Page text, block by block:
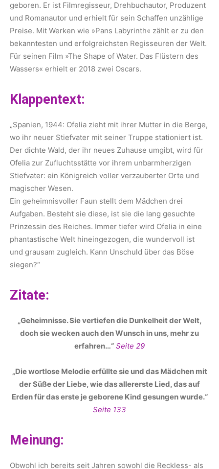
geboren. Er ist Filmregisseur, Drehbuchautor, Produzent
und Romanautor und erhielt für sein Schaffen unzählige
Preise. Mit Werken wie »Pans Labyrinth« zählt er zu den
bekanntesten und erfolgreichsten Regisseuren der Welt.
Für seinen Film »The Shape of Water. Das Flüstern des
Wassers« erhielt er 2018 zwei Oscars.
Klappentext:
„Spanien, 1944: Ofelia zieht mit ihrer Mutter in die Berge,
wo ihr neuer Stiefvater mit seiner Truppe stationiert ist.
Der dichte Wald, der ihr neues Zuhause umgibt, wird für
Ofelia zur Zufluchtsstätte vor ihrem unbarmherzigen
Stiefvater: ein Königreich voller verzauberter Orte und
magischer Wesen.
Ein geheimnisvoller Faun stellt dem Mädchen drei
Aufgaben. Besteht sie diese, ist sie die lang gesuchte
Prinzessin des Reiches. Immer tiefer wird Ofelia in eine
phantastische Welt hineingezogen, die wundervoll ist
und grausam zugleich. Kann Unschuld über das Böse
siegen?“
Zitate:
„Geheimnisse. Sie vertiefen die Dunkelheit der Welt,
doch sie wecken auch den Wunsch in uns, mehr zu
erfahren…“ Seite 29
„Die wortlose Melodie erfüllte sie und das Mädchen mit
der Süße der Liebe, wie das allererste Lied, das auf
Erden für das erste je geborene Kind gesungen wurde.“
Seite 133
Meinung:
Obwohl ich bereits seit Jahren sowohl die Reckless- als